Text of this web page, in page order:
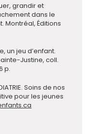
grandir et
dans le
Montréal, Éditions
un jeu d’enfant.
Justine, coll.
p.
Soins de nos
pour les jeunes